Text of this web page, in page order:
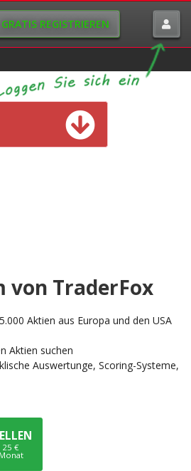
GRATIS REGISTRIEREN
TraderFox
Aktien aus Europa und den USA
Aktien suchen
Auswertunge, Scoring-Systeme,
25 €